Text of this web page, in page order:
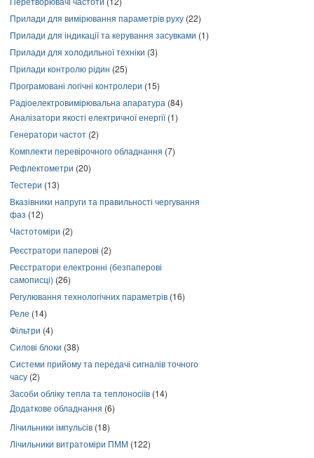
Прилади для вимірювання параметрів руху (22)
Прилади для індикації та керування засувками (1)
Прилади для холодильної техніки (3)
Прилади контролю рідин (25)
Програмовані логічні контролери (15)
Радіоелектровимірювальна апаратура (84)
Аналізатори якості електричної енергії(1)
Генератори частот (2)
Комплекти перевірочного обладнання (7)
Рефлектометри (20)
Тестери (13)
Вказівники напруги та правильності чергування
фаз (12)
Частотоміри (2)
Реєстратори паперові (2)
Реєстратори електронні (безпаперові
самописці) (26)
Регулювання технологічних параметрів (16)
Реле (14)
Фільтри (4)
Силові блоки (38)
Системи прийому та передачі сигналів точного
часу (2)
Засоби обліку тепла та теплоносіїв (14)
Додаткове обладнання (6)
Лічильники імпульсів (18)
Лічильники витратоміри ПММ (122)